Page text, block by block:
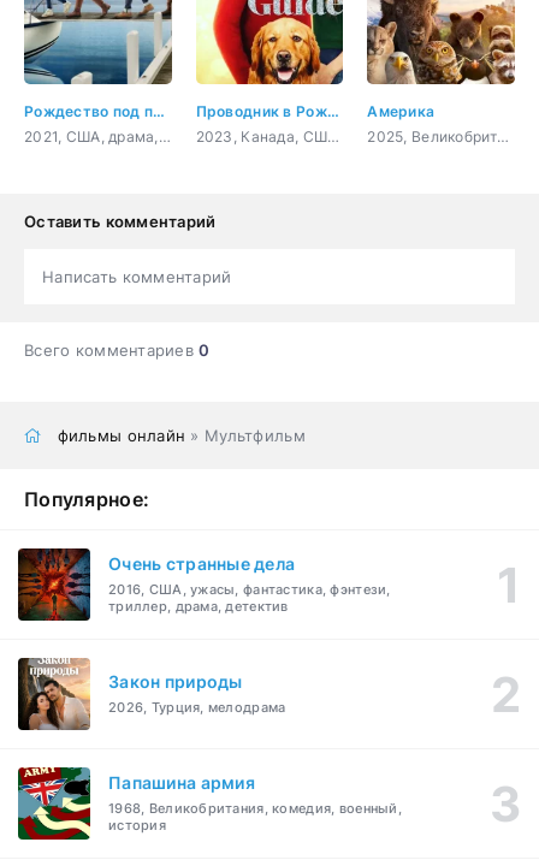
Рождество под парусом
2021, США, драма, мелодрама
Проводник в Рождество
2023, Канада, США, мелодрама
Америка
2025, Великобритания, документальный
Оставить комментарий
Написать комментарий
Всего комментариев0
фильмы онлайн » Мультфильм
Популярное:
Очень странные дела
2016, США, ужасы, фантастика, фэнтези,
триллер, драма, детектив
Закон природы
2026, Турция, мелодрама
Папашина армия
1968, Великобритания, комедия, военный,
история